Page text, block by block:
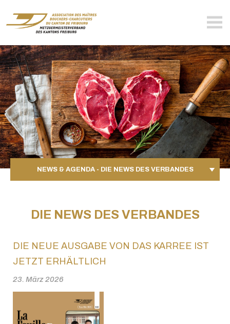
NEWS & AGENDA - DIE NEWS DES VERBANDES
DIE NEWS DES VERBANDES
DIE NEUE AUSGABE VON DAS KARREE IST
JETZT ERHÄLTLICH
23. März 2026